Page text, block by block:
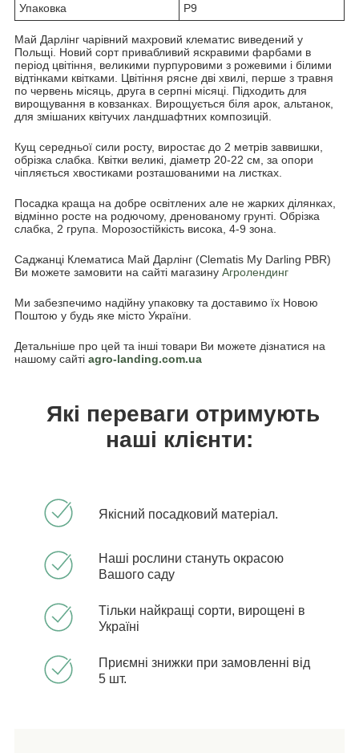
Упаковка Р9
Май Дарлінг чарівний махровий клематис виведений у
Польщі. Новий сорт привабливий яскравими фарбами в
період цвітіння, великими пурпуровими з рожевими і білими
відтінками квітками. Цвітіння рясне дві хвилі, перше з травня
по червень місяць, друга в серпні місяці. Підходить для
вирощування в ковзанках. Вирощується біля арок, альтанок,
для змішаних квітучих ландшафтних композицій.
Кущ середньої сили росту, виростає до 2 метрів заввишки,
обрізка слабка. Квітки великі, діаметр 20-22 см, за опори
чіпляється хвостиками розташованими на листках.
Посадка краща на добре освітлених але не жарких ділянках,
відмінно росте на родючому, дренованому грунті. Обрізка
слабка, 2 група. Морозостійкість висока, 4-9 зона.
Саджанці Клематиса Май Дарлінг (Clematis My Darling PBR)
Ви можете замовити на сайті магазину Агролендинг
Ми забезпечимо надійну упаковку та доставимо їх Новою
Поштою у будь яке місто України.
Детальніше про цей та інші товари Ви можете дізнатися на
нашому сайті agro-landing.com.ua
Які переваги отримують
наші клієнти:
Якісний посадковий матеріал.
Наші рослини стануть окрасою
Вашого саду
Тільки найкращі сорти, вирощені в
Україні
Приємні знижки при замовленні від
5 шт.